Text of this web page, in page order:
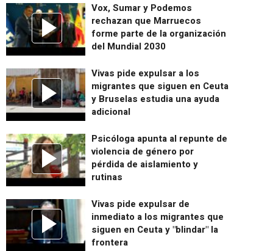
Vox, Sumar y Podemos
rechazan que Marruecos
forme parte de la organización
del Mundial 2030
Vivas pide expulsar a los
migrantes que siguen en Ceuta
y Bruselas estudia una ayuda
adicional
Psicóloga apunta al repunte de
violencia de género por
pérdida de aislamiento y
rutinas
Vivas pide expulsar de
inmediato a los migrantes que
siguen en Ceuta y "blindar" la
frontera